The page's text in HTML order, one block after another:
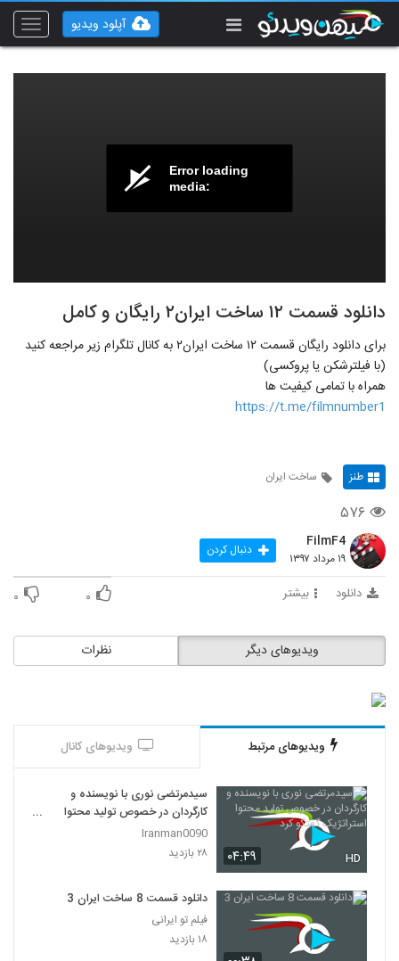
Toggle
آپلود ویدیو
Error loading
media:
دانلود قسمت ۱۲ ساخت ایران۲ رایگان و کامل
برای دانلود رایگان قسمت ۱۲ ساخت ایران۲ به کانال تلگرام زیر مراجعه کنید
(با فیلترشکن یا پروکسی)
همراه با تمامی کیفیت ها
https://t.me/filmnumber1
طنز ساخت ایران
۵۷۶
FilmF4
۱۹ مرداد ۱۳۹۷ دنبال کردن
دانلود بیشتر ۰ ۰
نظرات ویدیوهای دیگر
ویدیوهای مرتبط ویدیوهای کانال
۰۴:۴۹ HD
سیدمرتضی نوری با نویسنده و
کارگردان در خصوص تولید محتوا
استراتژیک گفتگو کرد
Iranman0090
۲۸ بازدید
دانلود قسمت 8 ساخت ایران 3
فیلم تو ایرانی
۱۸ بازدید